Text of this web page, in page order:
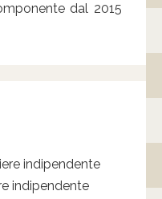
dal 2015
indipendente
indipendente